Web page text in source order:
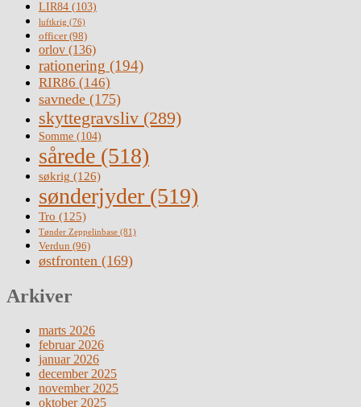
LIR84 (103)
luftkrig (76)
officer(98)
orlov (136)
rationering (194)
RIR86 (146)
savnede (175)
skyttegravsliv (289)
Somme (104)
sårede (518)
søkrig (126)
sønderjyder (519)
Tro (125)
Tønder Zeppelinbase (81)
Verdun (96)
østfronten (169)
Arkiver
marts 2026
februar 2026
januar 2026
december 2025
november 2025
oktober 2025